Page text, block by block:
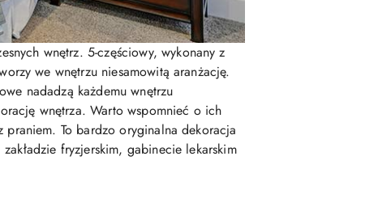
wnętrz. 5-częściowy, wykonany z
we wnętrzu niesamowitą aranżację.
nadadzą każdemu wnętrzu
wnętrza. Warto wspomnieć o ich
praniem. To bardzo oryginalna dekoracja
fryzjerskim, gabinecie lekarskim